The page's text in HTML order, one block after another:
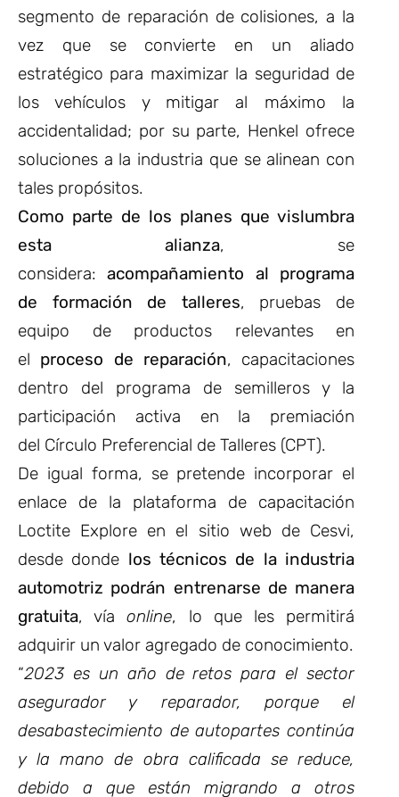
segmento de reparación de colisiones, a la
vez que se convierte en un aliado
estratégico para maximizar la seguridad de
los vehículos y mitigar al máximo la
accidentalidad; por su parte, Henkel ofrece
soluciones a la industria que se alinean con
tales propósitos.
Como parte de los planes que vislumbra
esta alianza, se
considera:acompañamiento al programa
de formación de talleres, pruebas de
equipo de productos relevantes en
el proceso de reparación, capacitaciones
dentro del programa de semilleros y la
participación activa en la premiación
del Círculo Preferencial de Talleres (CPT).
De igual forma, se pretende incorporar el
enlace de la plataforma de capacitación
Loctite Explore en el sitio web de Cesvi,
desde donde los técnicos de la industria
automotriz podrán entrenarse de manera
gratuita, víaonline, lo que les permitirá
adquirir un valor agregado de conocimiento.
“2023 es un año de retos para el sector
asegurador y reparador, porque el
desabastecimiento de autopartes continúa
y la mano de obra calificada se reduce,
debido a que están migrando a otros